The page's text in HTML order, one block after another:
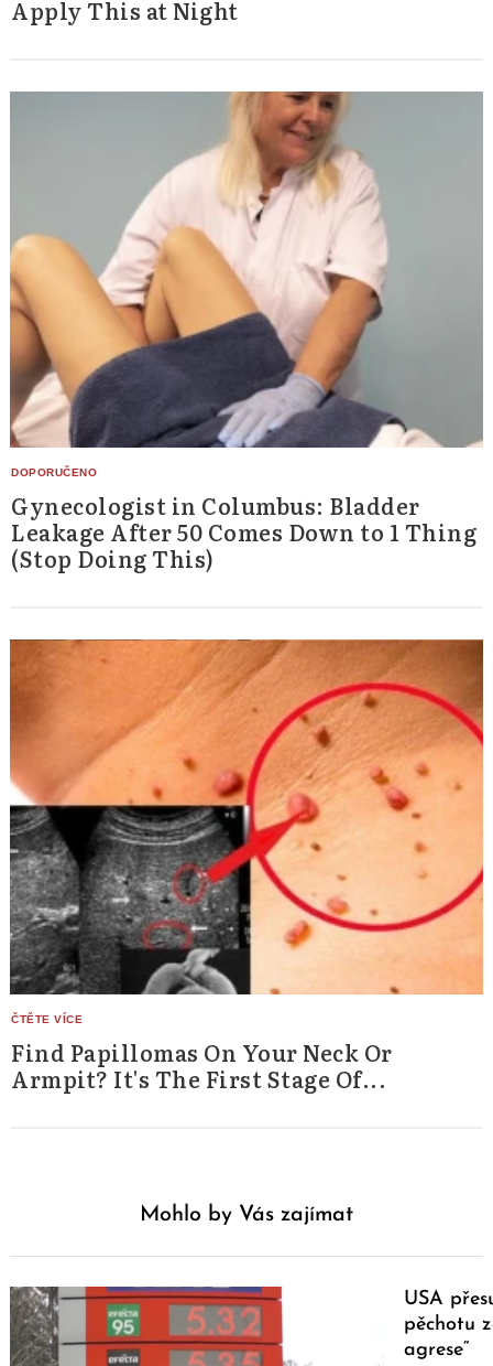
Apply This at Night
Gynecologist in Columbus: Bladder
Leakage After 50 Comes Down to 1 Thing
(Stop Doing This)
Find Papillomas On Your Neck Or
Armpit? It's The First Stage Of...
Mohlo by Vás zajímat
USA
pěchotu
agrese“